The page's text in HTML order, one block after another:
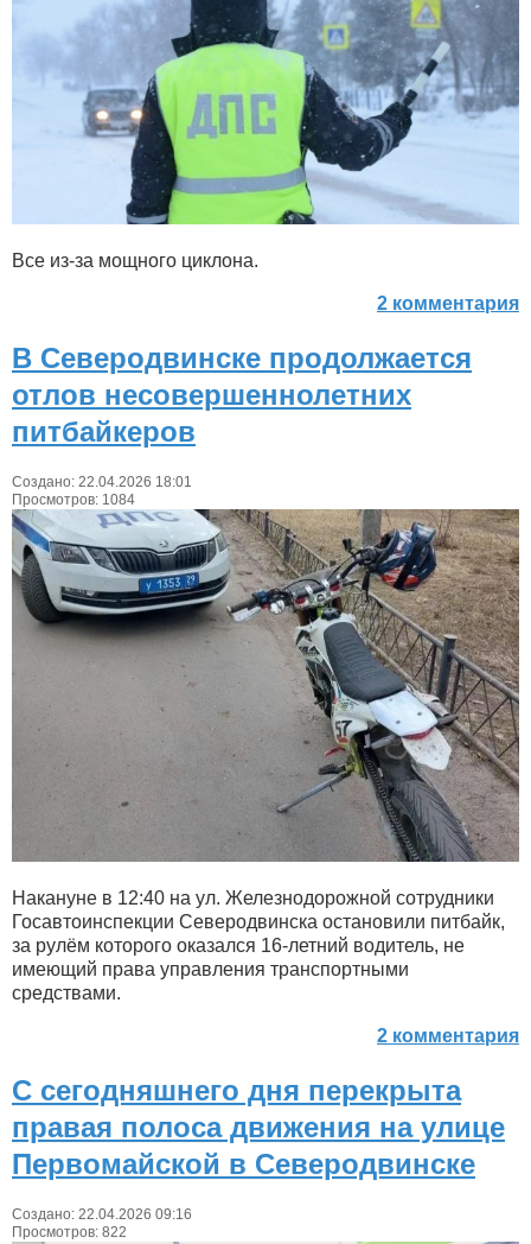
Все из-за мощного циклона.
2 комментария
В Северодвинске продолжается
отлов несовершеннолетних
питбайкеров
Создано: 22.04.2026 18:01
Просмотров: 1084
Накануне в 12:40 на ул. Железнодорожной сотрудники
Госавтоинспекции Северодвинска остановили питбайк,
за рулём которого оказался 16-летний водитель, не
имеющий права управления транспортными
средствами.
2 комментария
С сегодняшнего дня перекрыта
правая полоса движения на улице
Первомайской в Северодвинске
Создано: 22.04.2026 09:16
Просмотров: 822